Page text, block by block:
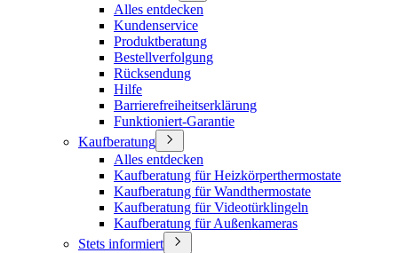
Alles entdecken
Kundenservice
Produktberatung
Bestellverfolgung
Rücksendung
Hilfe
Barrierefreiheitserklärung
Funktioniert-Garantie
Kaufberatung
Alles entdecken
Kaufberatung für Heizkörperthermostate
Kaufberatung für Wandthermostate
Kaufberatung für Videotürklingeln
Kaufberatung für Außenkameras
Stets informiert